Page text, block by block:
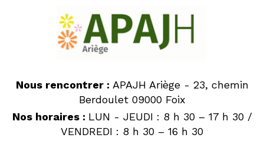
Nous rencontrer : APAJH Ariège - 23, chemin
Berdoulet 09000 Foix
Nos horaires : LUN - JEUDI : 8 h 30 – 17 h 30 /
VENDREDI : 8 h 30 – 16 h 30